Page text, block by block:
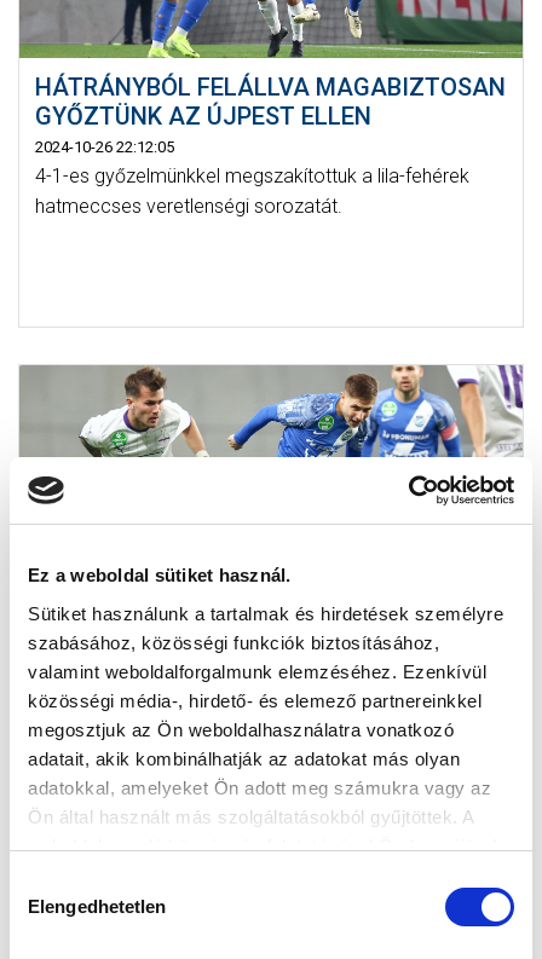
Ez a weboldal sütiket használ.
Sütiket használunk a tartalmak és hirdetések személyre
szabásához, közösségi funkciók biztosításához,
valamint weboldalforgalmunk elemzéséhez. Ezenkívül
közösségi média-, hirdető- és elemező partnereinkkel
megosztjuk az Ön weboldalhasználatra vonatkozó
adatait, akik kombinálhatják az adatokat más olyan
adatokkal, amelyeket Ön adott meg számukra vagy az
Ön által használt más szolgáltatásokból gyűjtöttek. A
weboldalon való böngészés folytatásával Ön hozzájárul a
kiválasztása
Elengedhetetlen
HÁTRÁNYBÓL FELÁLLVA MAGABIZTOSAN
GYŐZTÜNK AZ ÚJPEST ELLEN
2024-10-26 22:12:05
4-1-es győzelmünkkel megszakítottuk a lila-fehérek
hatmeccses veretlenségi sorozatát.
MTK BUDAPEST - ÚJPEST FC 4-1
ÖSSZEFOGLALÓ (VIDEÓ)
2024-10-26 21:33:47
Ez történt az Újpest elleni bajnoki meccsen.